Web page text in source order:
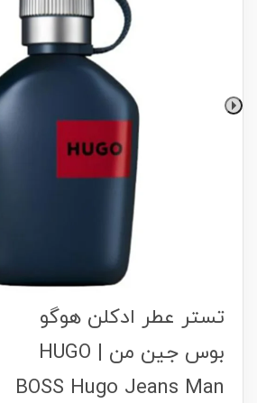
تستر عطر ادکلن هوگو
بوس جین من | HUGO
BOSS Hugo Jeans Man